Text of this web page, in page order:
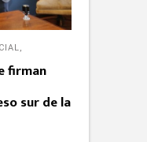
,
firman
sur de la